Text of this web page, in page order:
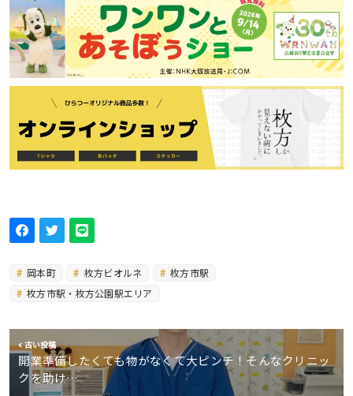
岡本町 枚方ビオルネ
枚方市駅
枚方市駅・枚方公園駅エリア
古い投稿
開業準備したくても物がなくて大ピンチ！そんなクリニッ
クを助け…